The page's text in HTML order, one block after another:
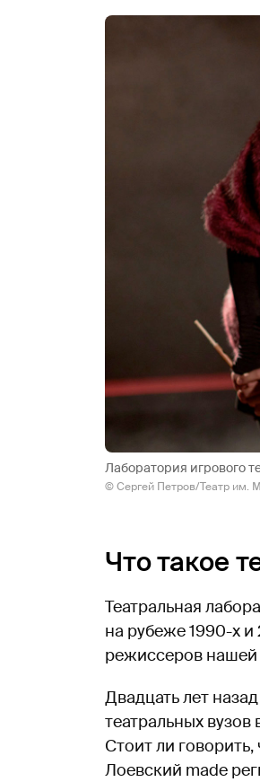
Лаборатория игрового
© Сергей Петров/Театр им.
Что такое
Театральная
на рубеже 1990-х и
режиссеров нашей
Двадцать лет
театральных
Стоит ли
Лоевский made